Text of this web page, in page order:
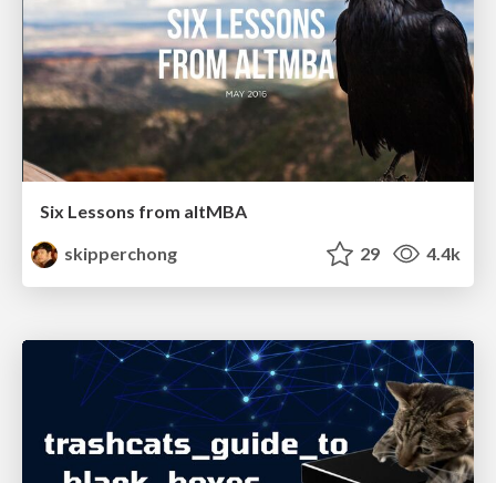
Six Lessons from altMBA
skipperchong
29 4.4k